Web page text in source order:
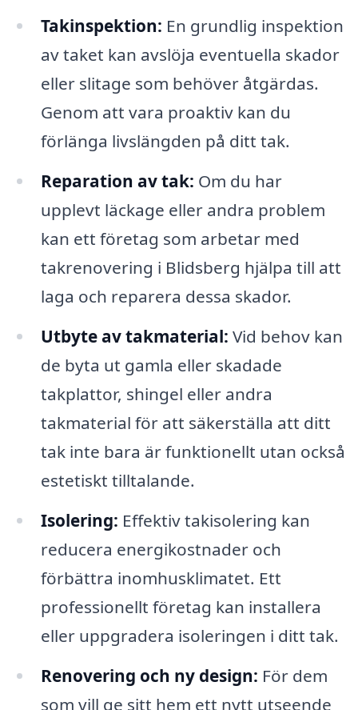
Takinspektion: En grundlig inspektion
av taket kan avslöja eventuella skador
eller slitage som behöver åtgärdas.
Genom att vara proaktiv kan du
förlänga livslängden på ditt tak.
Reparation av tak: Om du har
upplevt läckage eller andra problem
kan ett företag som arbetar med
takrenovering i Blidsberg hjälpa till att
laga och reparera dessa skador.
Utbyte av takmaterial: Vid behov kan
de byta ut gamla eller skadade
takplattor, shingel eller andra
takmaterial för att säkerställa att ditt
tak inte bara är funktionellt utan också
estetiskt tilltalande.
Isolering: Effektiv takisolering kan
reducera energikostnader och
förbättra inomhusklimatet. Ett
professionellt företag kan installera
eller uppgradera isoleringen i ditt tak.
Renovering och ny design: För dem
som vill ge sitt hem ett nytt utseende